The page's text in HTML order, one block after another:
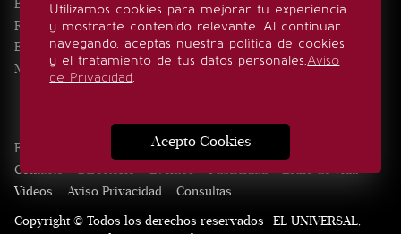
Utilizamos cookies para mejorar tu experiencia
y mostrarte contenido relevante. Al continuar
navegando, aceptas nuestra política de cookies
y el tratamiento de tus datos personales.Aviso
de Privacidad.
Acepto Cookies
Eventos
Realeza
Estilo de vida
Minuto x Minuto
SÍGUENOS
Edición Impresa Noticias Quiénes somos
Contacto
Directorio Eventos Publicidad
Estilo de vida
Videos
Aviso Privacidad
Consultas
Copyright © Todos los derechos reservados | EL UNIVERSAL,